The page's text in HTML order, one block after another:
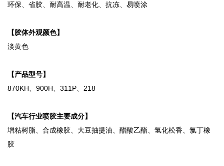
环保、省胶、耐高温、耐老化、抗冻、易喷涂
【胶体外观颜色】
淡黄色
【产品型号】
870KH、900H、311P、218
【汽车行业喷胶主要成分】
增粘树脂、合成橡胶、大豆抽提油、醋酸乙酯、氢化松香、氯丁橡
胶